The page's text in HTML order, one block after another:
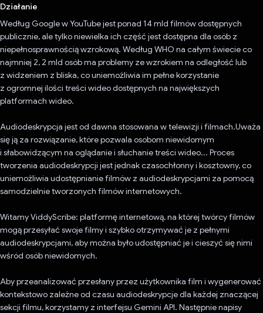
Działanie
Według Google w YouTube jest ponad 14 mld filmów dostępnych
publicznie, ale tylko niewielka ich część jest dostępna dla osób z
niepełnosprawnością wzrokową. Według WHO na całym świecie co
najmniej 2, 2 mld osób ma problemy ze wzrokiem na odległość lub
z widzeniem z bliska, co uniemożliwia im pełne korzystanie
z ogromnej ilości treści wideo dostępnych na największych
platformach wideo.
Audiodeskrypcja jest od dawna stosowana w telewizji i filmach.Uważa
się ją za rozwiązanie, które pozwala osobom niewidomym
i słabowidzącym na oglądanie i słuchanie treści wideo... Proces
tworzenia audiodeskrypcji jest jednak czasochłonny i kosztowny, co
uniemożliwia udostępnianie filmów z audiodeskrypcjami za pomocą
samodzielnie tworzonych filmów internetowych.
Witamy ViddyScribe: platformę internetową, na której twórcy filmów
mogą przesyłać swoje filmy i szybko otrzymywać je z pełnymi
audiodeskrypcjami, aby można było udostępniać je i cieszyć się nimi
wśród osób niewidomych.
Aby przeanalizować przesłany przez użytkownika film i wygenerować
kontekstowo zależne od czasu audiodeskrypcje dla każdej znaczącej
sekcji filmu, korzystamy z interfejsu Gemini API. Następnie napisy